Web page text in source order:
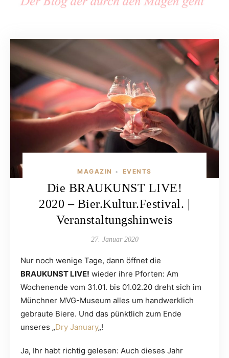
MAGAZIN • EVENTS
Die BRAUKUNST LIVE!
2020 – Bier.Kultur.Festival. |
Veranstaltungshinweis
27. Januar 2020
Nur noch wenige Tage, dann öffnet die
BRAUKUNST LIVE! wieder ihre Pforten: Am
Wochenende vom 31.01. bis 01.02.20 dreht sich im
Münchner MVG-Museum alles um handwerklich
gebraute Biere. Und das pünktlich zum Ende
unseres „Dry January„!
Ja, Ihr habt richtig gelesen: Auch dieses Jahr